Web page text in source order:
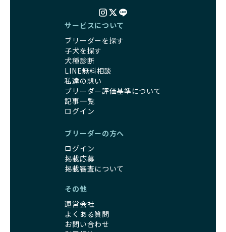
サービスについて
ブリーダーを探す
子犬を探す
犬種診断
LINE無料相談
私達の想い
ブリーダー評価基準について
記事一覧
ログイン
ブリーダーの方へ
ログイン
掲載応募
掲載審査について
その他
運営会社
よくある質問
お問い合わせ